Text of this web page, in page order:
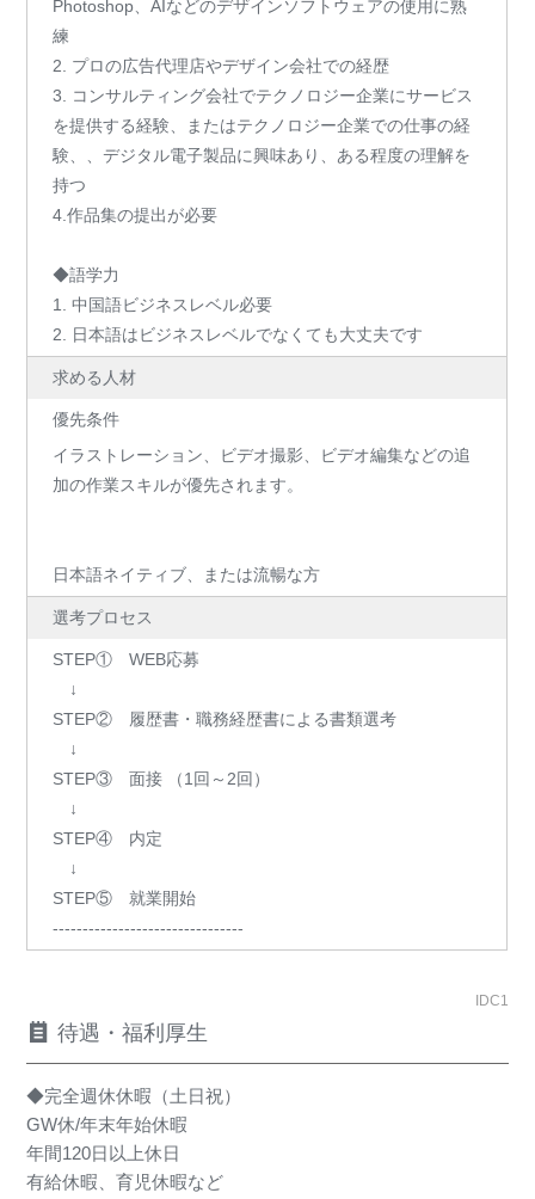
Photoshop、AIなどのデザインソフトウェアの使用に熟
練
2. プロの広告代理店やデザイン会社での経歴
3. コンサルティング会社でテクノロジー企業にサービス
を提供する経験、またはテクノロジー企業での仕事の経
験、、デジタル電子製品に興味あり、ある程度の理解を
持つ
4.作品集の提出が必要
◆語学力
1. 中国語ビジネスレベル必要
2. 日本語はビジネスレベルでなくても大丈夫です
求める人材
優先条件
イラストレーション、ビデオ撮影、ビデオ編集などの追
加の作業スキルが優先されます。
日本語ネイティブ、または流暢な方
選考プロセス
STEP① WEB応募
↓
STEP② 履歴書・職務経歴書による書類選考
↓
STEP③ 面接 （1回～2回）
↓
STEP④ 内定
↓
STEP⑤ 就業開始
--------------------------------
IDC1
待遇・福利厚生
◆完全週休休暇（土日祝）
GW休/年末年始休暇
年間120日以上休日
有給休暇、育児休暇など